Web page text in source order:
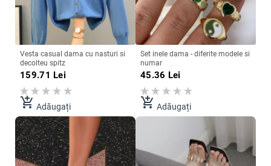
Vesta casual dama cu nasturi si
decolteu spitz
159.71 Lei
add_shopping_cart Adăugați
Set inele dama - diferite modele si
numar
45.36 Lei
add_shopping_cart Adăugați